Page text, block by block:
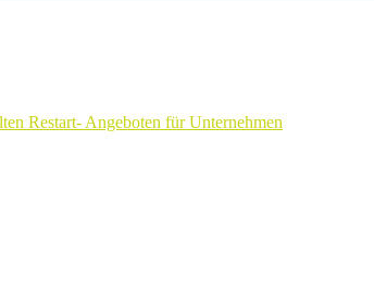
Restart- Angeboten für Unternehmen